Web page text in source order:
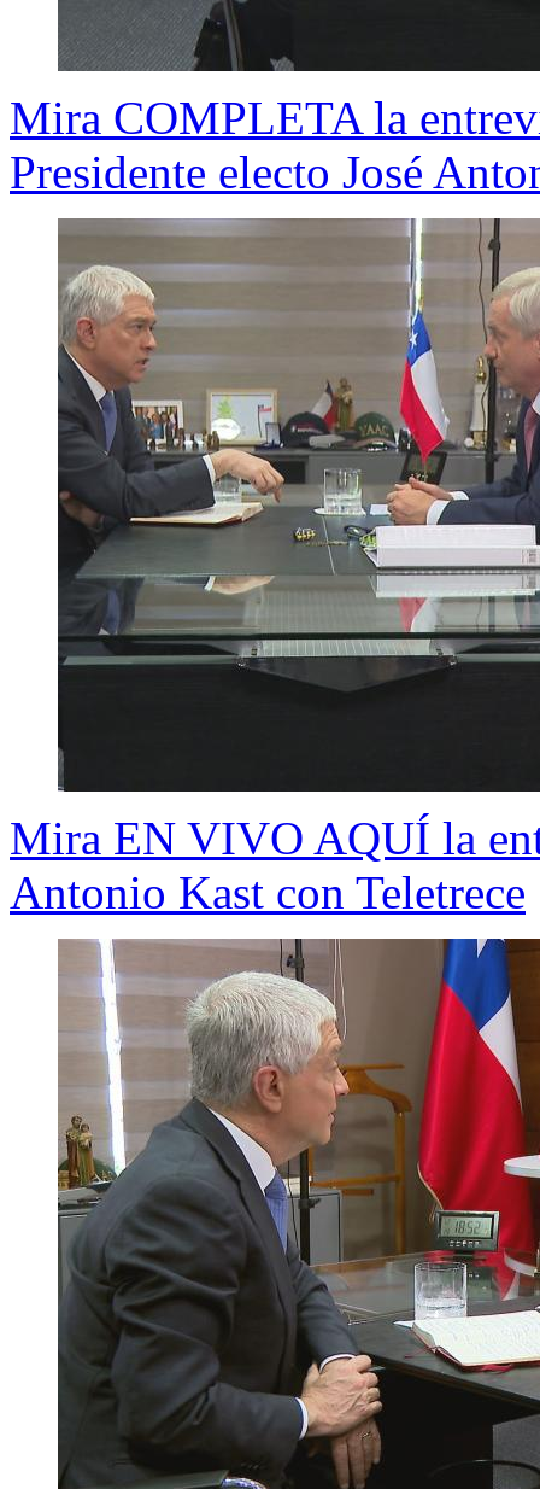
Mira COMPLETA la
Presidente electo José
Mira EN VIVO AQUÍ la
Antonio Kast con Teletrece